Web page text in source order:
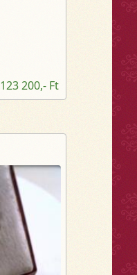
123 200,- Ft